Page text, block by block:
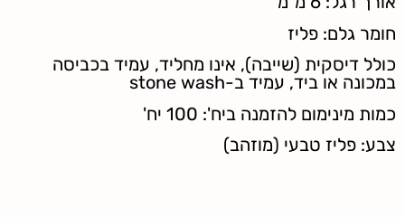
חומר גלם: פליז
כולל דיסקית (שייבה), אינו מחליד, עמיד בכביסה
במכונה או ביד, עמיד ב-stone wash
כמות מינימום להזמנה ביח': 100 יח'
צבע: פליז טבעי (מוזהב)